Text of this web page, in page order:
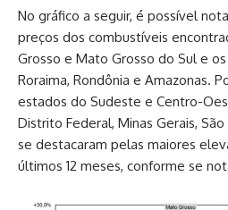
No gráfico a seguir, é possível
preços dos combustíveis
Grosso e Mato Grosso do Sul e
Roraima, Rondônia e Amazonas.
estados do Sudeste e Centro-
Distrito Federal, Minas Gerais,
se destacaram pelas maiores
últimos 12 meses, conforme se